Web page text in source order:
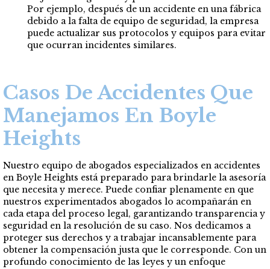
Por ejemplo, después de un accidente en una fábrica
debido a la falta de equipo de seguridad, la empresa
puede actualizar sus protocolos y equipos para evitar
que ocurran incidentes similares.
Casos De Accidentes Que
Manejamos En Boyle
Heights
Nuestro equipo de abogados especializados en accidentes
en Boyle Heights está preparado para brindarle la asesoría
que necesita y merece. Puede confiar plenamente en que
nuestros experimentados abogados lo acompañarán en
cada etapa del proceso legal, garantizando transparencia y
seguridad en la resolución de su caso. Nos dedicamos a
proteger sus derechos y a trabajar incansablemente para
obtener la compensación justa que le corresponde. Con un
profundo conocimiento de las leyes y un enfoque